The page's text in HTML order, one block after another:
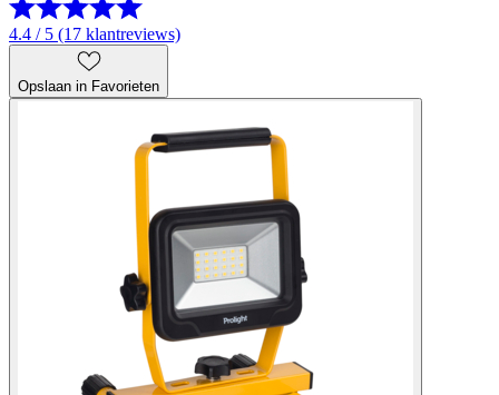
4.4 / 5 (17 klantreviews)
Opslaan in Favorieten